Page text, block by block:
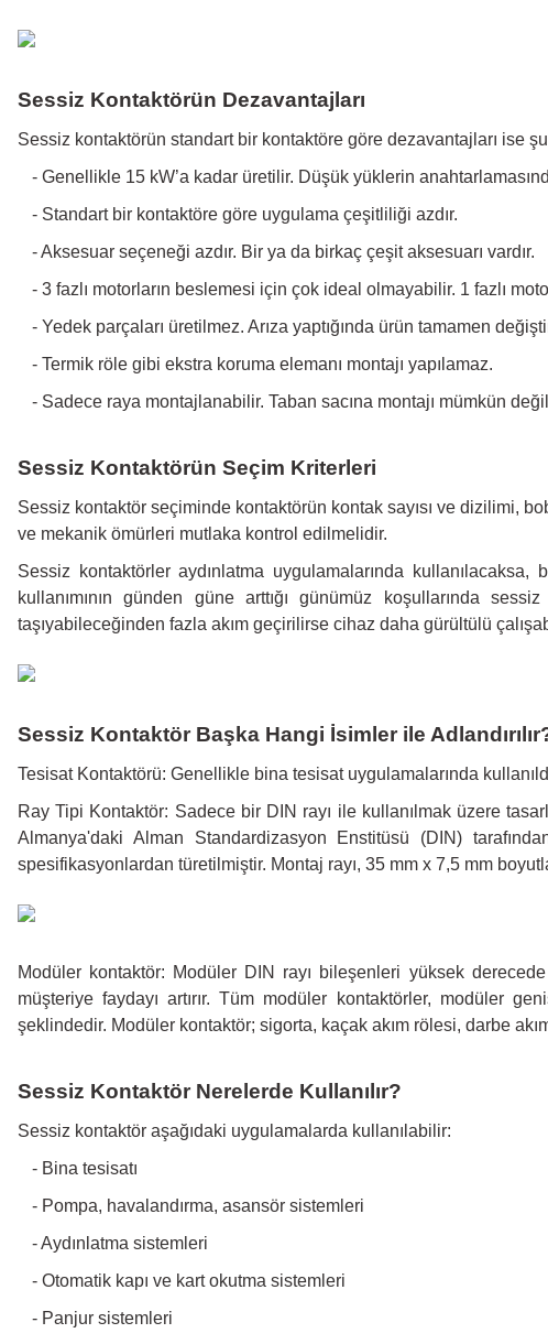
Sessiz Kontaktörün Dezavantajları
Sessiz kontaktörün standart bir kontaktöre göre dezavantajları ise
Genellikle 15 kW’a kadar üretilir. Düşük yüklerin
Standart bir kontaktöre göre uygulama çeşitliliği azdır.
Aksesuar seçeneği azdır. Bir ya da birkaç çeşit aksesuarı vardır.
3 fazlı motorların beslemesi için çok ideal olmayabilir. 1 fazlı
Yedek parçaları üretilmez. Arıza yaptığında ürün tamamen
Termik röle gibi ekstra koruma elemanı montajı yapılamaz.
Sadece raya montajlanabilir. Taban sacına montajı mümkün
Sessiz Kontaktörün Seçim Kriterleri
Sessiz kontaktör seçiminde kontaktörün kontak sayısı ve dizilimi,
ve mekanik ömürleri mutlaka kontrol edilmelidir.
Sessiz kontaktörler aydınlatma uygulamalarında
kullanımının günden güne arttığı günümüz koşullarında
taşıyabileceğinden fazla akım geçirilirse cihaz daha gürültülü
Sessiz Kontaktör Başka Hangi İsimler ile
Tesisat Kontaktörü: Genellikle bina tesisat uygulamalarında
Ray Tipi Kontaktör: Sadece bir DIN rayı ile kullanılmak üzere
Almanya'daki Alman Standardizasyon Enstitüsü (DIN)
spesifikasyonlardan türetilmiştir. Montaj rayı, 35 mm x 7,5 mm
Modüler kontaktör: Modüler DIN rayı bileşenleri yüksek
müşteriye faydayı artırır. Tüm modüler kontaktörler, modüler
şeklindedir. Modüler kontaktör; sigorta, kaçak akım rölesi, darbe
Sessiz Kontaktör Nerelerde Kullanılır?
Sessiz kontaktör aşağıdaki uygulamalarda kullanılabilir:
Bina tesisatı
Pompa, havalandırma, asansör sistemleri
Aydınlatma sistemleri
Otomatik kapı ve kart okutma sistemleri
Panjur sistemleri